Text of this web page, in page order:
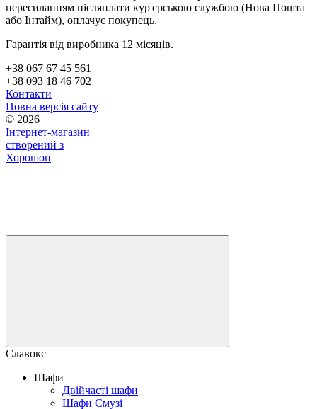
пересиланням післяплати кур'єрською службою (Нова Пошта
або Інтайм), оплачує покупець.
Гарантія від виробника 12 місяців.
+38 067 67 45 561
+38 093 18 46 702
Контакти
Повна версія сайту
© 2026
Інтернет-магазин
створений з
Хорошоп
Славокс
Шафи
Двійчасті шафи
Шафи Смузі